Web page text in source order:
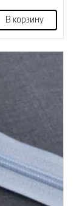
В корзину